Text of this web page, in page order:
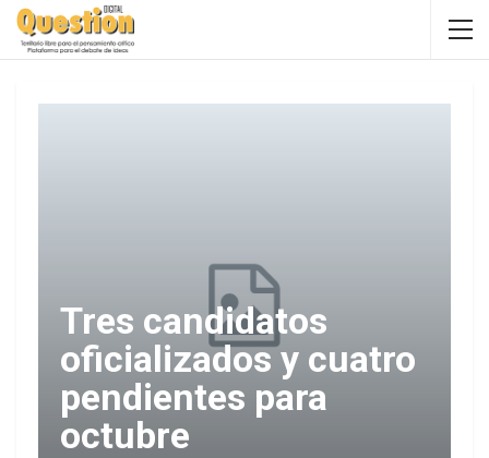
Tres candidatos
oficializados y cuatro
pendientes para
octubre